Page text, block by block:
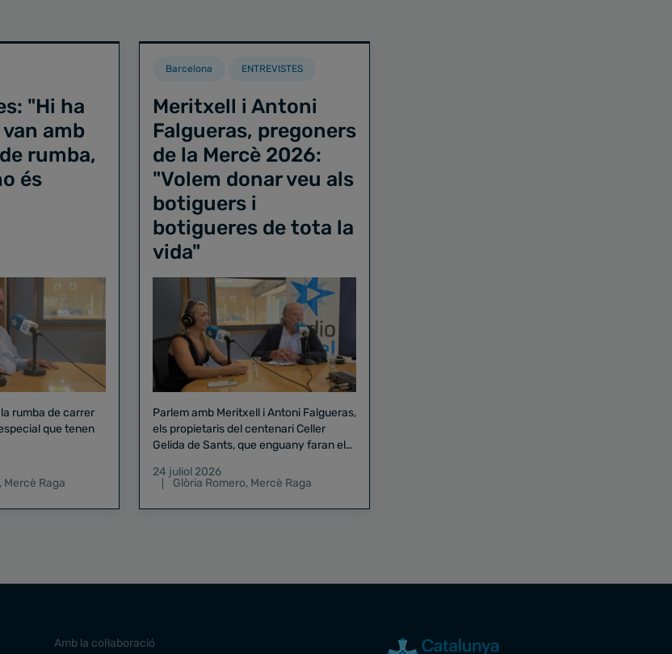
"Hi ha
amb
rumba,
és
rumba de carrer
que tenen
, Mercè Raga
Barcelona ENTREVISTES
Meritxell i Antoni
Falgueras, pregoners
de la Mercè 2026:
"Volem donar veu als
botiguers i
botigueres de tota la
vida"
Parlem amb Meritxell i Antoni Falgueras,
els propietaris del centenari Celler
Gelida de Sants, que enguany faran el
24 juliol 2026
Glòria Romero, Mercè Raga
Amb la col·laboració